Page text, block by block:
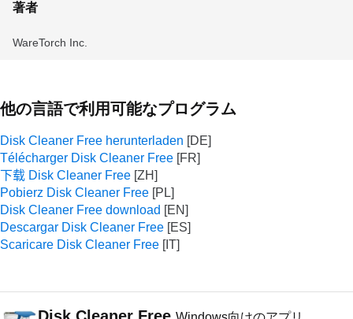
著者
WareTorch Inc.
他の言語で利用可能なプログラム
Disk Cleaner Free herunterladen
Télécharger Disk Cleaner Free
下载 Disk Cleaner Free
Pobierz Disk Cleaner Free
Disk Cleaner Free download
Descargar Disk Cleaner Free
Scaricare Disk Cleaner Free
Disk Cleaner Free